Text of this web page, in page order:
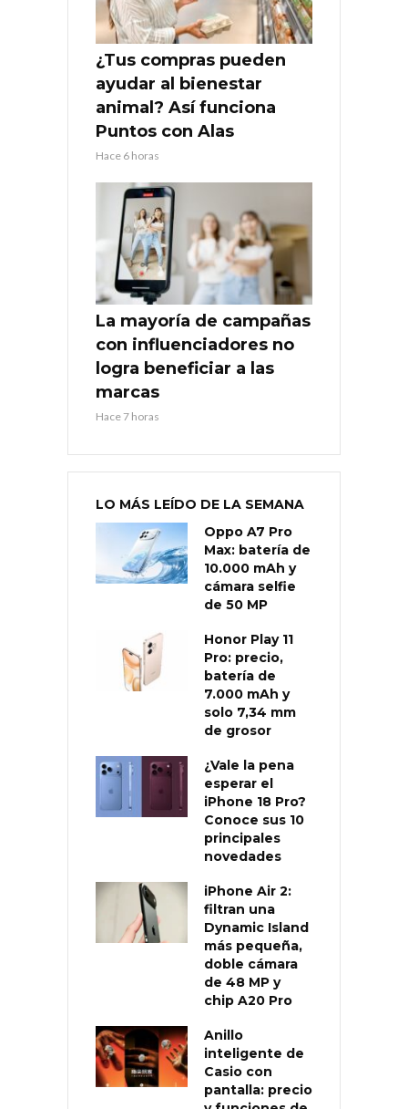
¿Tus compras pueden
ayudar al bienestar
animal? Así funciona
Puntos con Alas
Hace 6 horas
La mayoría de campañas
con influenciadores no
logra beneficiar a las
marcas
Hace 7 horas
LO MÁS LEÍDO DE LA SEMANA
Oppo A7 Pro
Max: batería de
10.000 mAh y
cámara selfie
de 50 MP
Honor Play 11
Pro: precio,
batería de
7.000 mAh y
solo 7,34 mm
de grosor
¿Vale la pena
esperar el
iPhone 18 Pro?
Conoce sus 10
principales
novedades
iPhone Air 2:
filtran una
Dynamic Island
más pequeña,
doble cámara
de 48 MP y
chip A20 Pro
Anillo
inteligente de
Casio con
pantalla: precio